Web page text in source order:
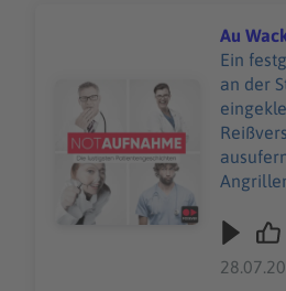
Audiotitel - Au Wacken
Au
Ein
an der
Festival